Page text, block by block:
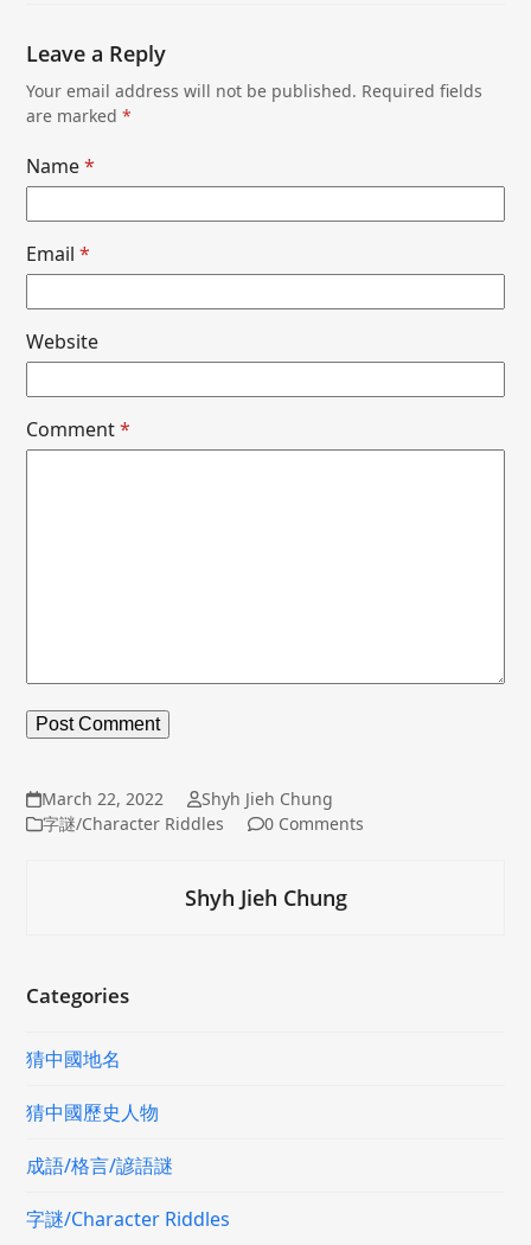
Leave a Reply
Your email address will not be published. Required fields
are marked*
Name*
Email*
Website
Comment*
March 22, 2022
Shyh Jieh Chung
字謎/Character Riddles
0 Comments
Shyh Jieh Chung
Categories
猜中國地名
猜中國歷史人物
成語/格言/諺語謎
字謎/Character Riddles